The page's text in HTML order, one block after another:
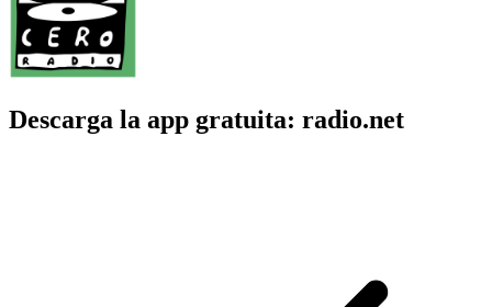
Descarga la app gratuita: radio.net